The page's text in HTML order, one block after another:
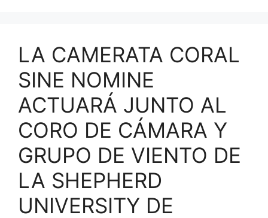
LA CAMERATA CORAL
SINE NOMINE
ACTUARÁ JUNTO AL
CORO DE CÁMARA Y
GRUPO DE VIENTO DE
LA SHEPHERD
UNIVERSITY DE